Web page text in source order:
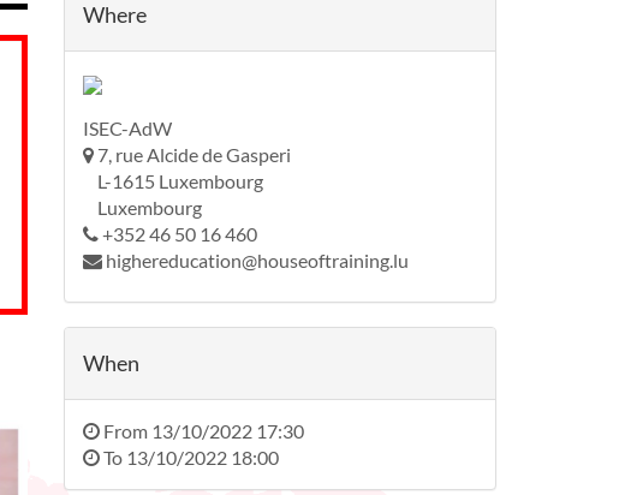
Where
ISEC-AdW
7, rue Alcide de Gasperi
L-1615 Luxembourg
Luxembourg
+352 46 50 16 460
highereducation@houseoftraining.lu
When
From 13/10/2022 17:30
To 13/10/2022 18:00